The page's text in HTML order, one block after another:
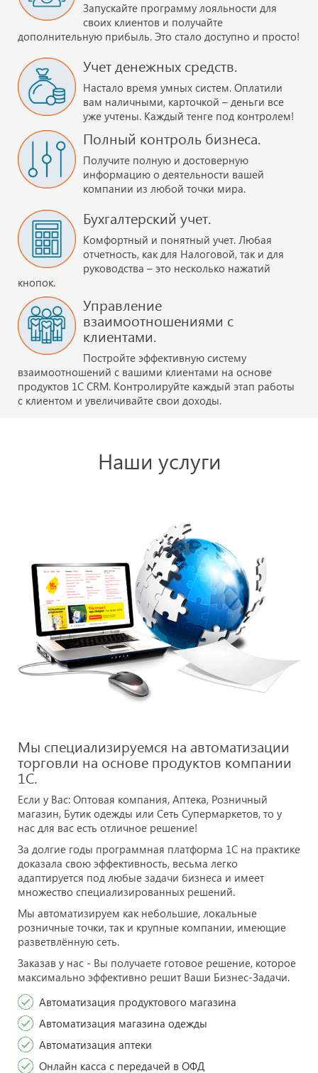
Запускайте программу лояльности для
своих клиентов и получайте
дополнительную прибыль. Это стало доступно и просто!
Учет денежных средств.
Настало время умных систем. Оплатили
вам наличными, карточкой – деньги все
уже учтены. Каждый тенге под контролем!
Полный контроль бизнеса.
Получите полную и достоверную
информацию о деятельности вашей
компании из любой точки мира.
Бухгалтерский учет.
Комфортный и понятный учет. Любая
отчетность, как для Налоговой, так и для
руководства – это несколько нажатий
кнопок.
Управление
взаимоотношениями с
клиентами.
Постройте эффективную систему
взаимоотношений с вашими клиентами на основе
продуктов 1С CRM. Контролируйте каждый этап работы
с клиентом и увеличивайте свои доходы.
Наши услуги
Мы специализируемся на автоматизации
торговли на основе продуктов компании
1С.
Если у Вас: Оптовая компания, Аптека, Розничный
магазин, Бутик одежды или Сеть Супермаркетов, то у
нас для вас есть отличное решение!
За долгие годы программная платформа 1С на практике
доказала свою эффективность, весьма легко
адаптируется под любые задачи бизнеса и имеет
множество специализированных решений.
Мы автоматизируем как небольшие, локальные
розничные точки, так и крупные компании, имеющие
разветвлённую сеть.
Заказав у нас - Вы получаете готовое решение, которое
максимально эффективно решит Ваши Бизнес-Задачи.
Автоматизация продуктового магазина
Автоматизация магазина одежды
Автоматизация аптеки
Онлайн касса с передачей в ОФД